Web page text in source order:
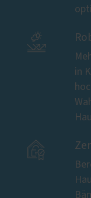

in
